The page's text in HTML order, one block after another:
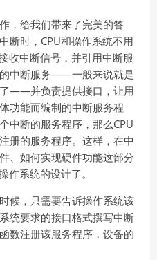
，给我们带来了完美的答
断时，CPU和操作系统不用
收中断信号，并引用中断服
中断服务——一般来说就是
——并负责提供接口，让用
功能而编制的中断服务程
中断的服务程序，那么CPU
册的服务程序。这样，在中
、如何实现硬件功能这部分
作系统的设计了。
候，只需要告诉操作系统该
统要求的接口格式撰写中断
数注册该服务程序，设备的